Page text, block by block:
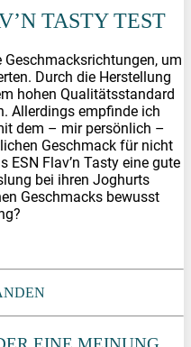
TASTY TEST
Geschmacksrichtungen, um
Durch die Herstellung
hohen Qualitätsstandard
Allerdings empfinde ich
dem – mir persönlich –
Geschmack für nicht
Flav’n Tasty eine gute
bei ihren Joghurts
Geschmacks bewusst